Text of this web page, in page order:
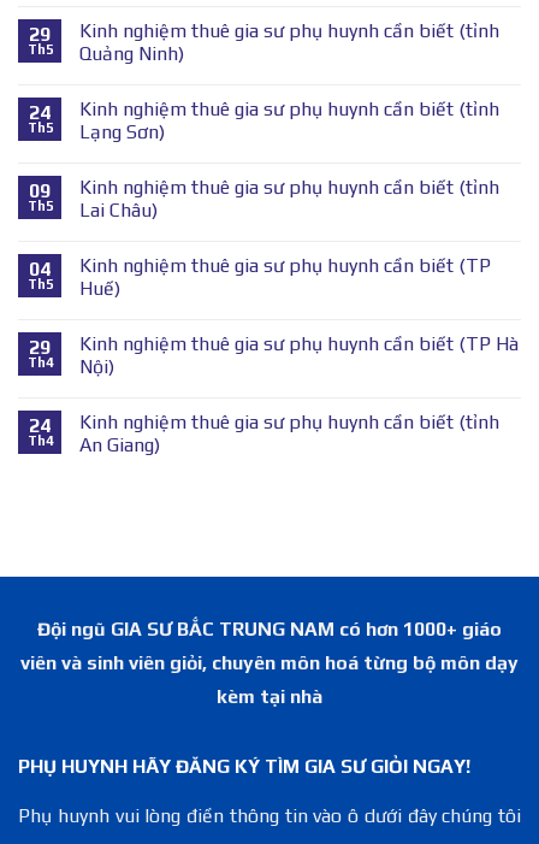
29
Th5
Kinh nghiệm thuê gia sư phụ huynh cần biết (tỉnh
Quảng Ninh)
24
Th5
Kinh nghiệm thuê gia sư phụ huynh cần biết (tỉnh
Lạng Sơn)
09
Th5
Kinh nghiệm thuê gia sư phụ huynh cần biết (tỉnh
Lai Châu)
04
Th5
Kinh nghiệm thuê gia sư phụ huynh cần biết (TP
Huế)
29
Th4
Kinh nghiệm thuê gia sư phụ huynh cần biết (TP Hà
Nội)
24
Th4
Kinh nghiệm thuê gia sư phụ huynh cần biết (tỉnh
An Giang)
Đội ngũ GIA SƯ BẮC TRUNG NAM có hơn 1000+ giáo
viên và sinh viên giỏi, chuyên môn hoá từng bộ môn dạy
kèm tại nhà
PHỤ HUYNH HÃY ĐĂNG KÝ TÌM GIA SƯ GIỎI NGAY!
Phụ huynh vui lòng điền thông tin vào ô dưới đây chúng tôi